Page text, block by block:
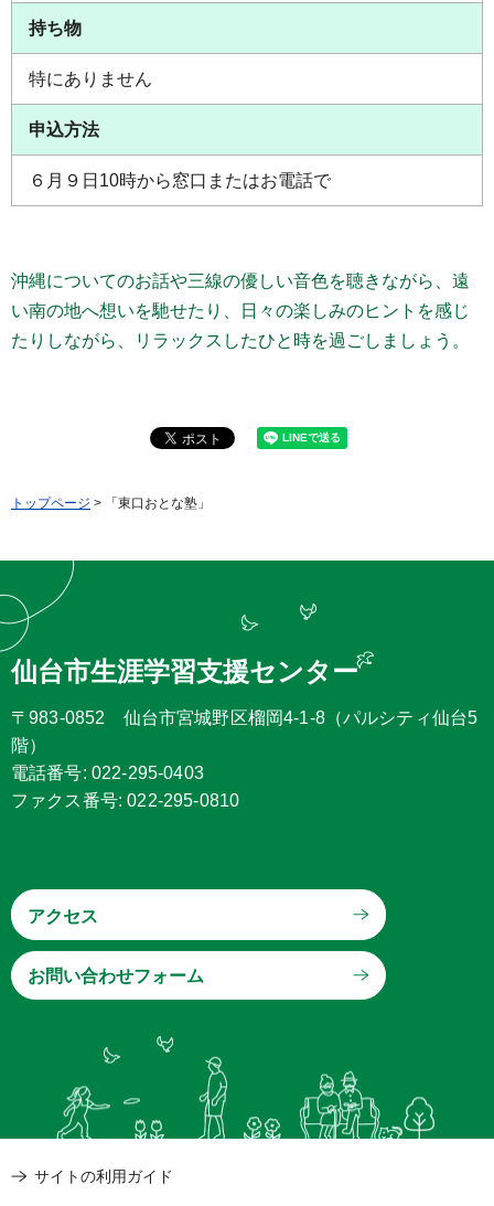
持ち物
特にありません
申込方法
６月９日10時から窓口またはお電話で
沖縄についてのお話や三線の優しい音色を聴きながら、遠
い南の地へ想いを馳せたり、日々の楽しみのヒントを感じ
たりしながら、リラックスしたひと時を過ごしましょう。
トップページ > 「東口おとな塾」
仙台市生涯学習支援センター
〒983-0852 仙台市宮城野区榴岡4-1-8（パルシティ仙台5
階）
電話番号: 022-295-0403
ファクス番号: 022-295-0810
アクセス
サイトの利用ガイド